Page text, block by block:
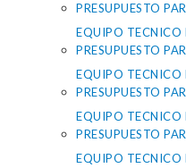
PRESUPUESTO
EQUIPO TECNICO
PRESUPUESTO
EQUIPO TECNICO
PRESUPUESTO
EQUIPO TECNICO
PRESUPUESTO
EQUIPO TECNICO